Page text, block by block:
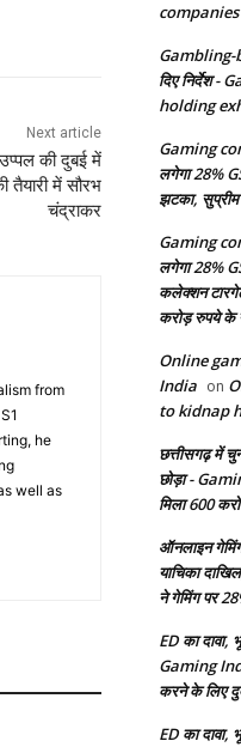
Next article
की दुबई में
तैयारी में सौरभ
चंद्राकर
from
he
well as
Gambling-
दिए निर्देश -
holding
Gaming
लगेगा 28%
झटका, सुप्रीम
Gaming
लगेगा 28%
कलेक्शन
करोड़ रुपये के
Online
India on
to kidnap
छत्तीसगढ़ में
छोड़ा -
मिला 600
ऑनलाइन
याचिका
ने गेमिंग पर
ED का
Gaming
करने के लिए
ED का